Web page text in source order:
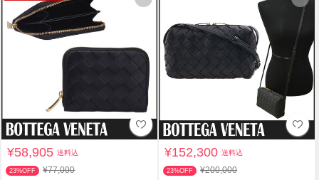
¥58,905送料込
23%OFF ¥77,000
¥152,300送料込
23%OFF ¥200,000